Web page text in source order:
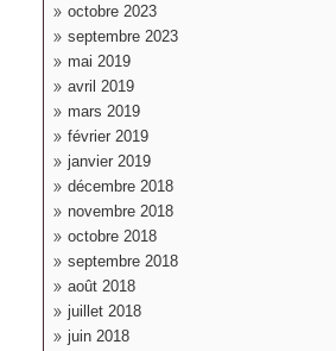
octobre 2023
septembre 2023
mai 2019
avril 2019
mars 2019
février 2019
janvier 2019
décembre 2018
novembre 2018
octobre 2018
septembre 2018
août 2018
juillet 2018
juin 2018